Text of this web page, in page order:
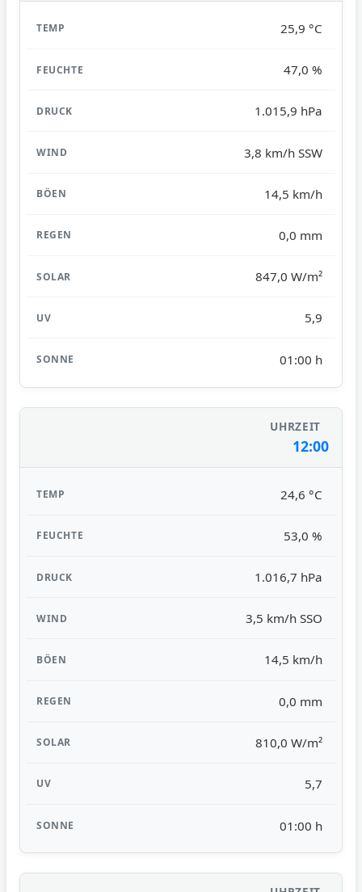
25,9 °C
47,0 %
1.015,9 hPa
3,8 km/h SSW
14,5 km/h
0,0 mm
847,0 W/m²
5,9
01:00 h
12:00
24,6 °C
53,0 %
1.016,7 hPa
3,5 km/h SSO
14,5 km/h
0,0 mm
810,0 W/m²
5,7
01:00 h